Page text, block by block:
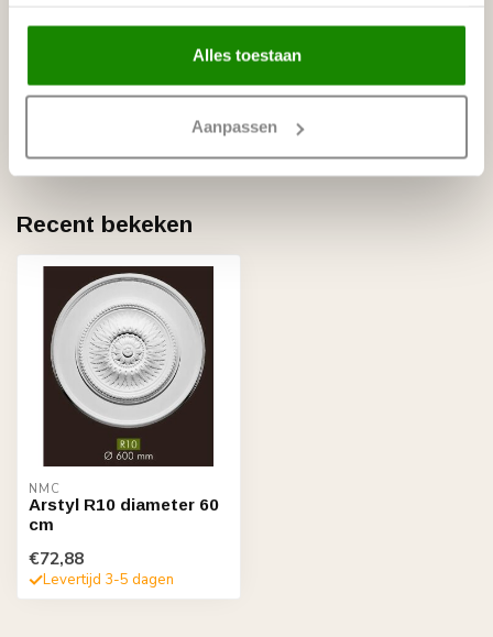
Alles toestaan
Aanpassen
Grand Decor Rozet R134
diameter 40,0 cm €40,95
Recent bekeken
NMC
Arstyl R10 diameter 60
cm
€72,88
Levertijd 3-5 dagen